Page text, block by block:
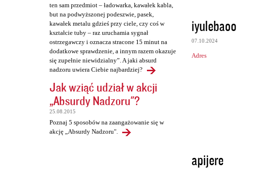
ten sam przedmiot – ładowarka, kawałek kabla,
but na podwyższonej podeszwie, pasek,
kawałek metalu gdzieś przy ciele, czy coś w
kształcie tuby – raz uruchamia sygnał
ostrzegawczy i oznacza stracone 15 minut na
dodatkowe sprawdzenie, a innym razem okazuje
się zupełnie niewidzialny”. A jaki absurd
nadzoru uwiera Ciebie najbardziej?
Jak wziąć udział w akcji
„Absurdy Nadzoru"?
25.08.2015
Poznaj 5 sposobów na zaangażowanie się w
akcję „Absurdy Nadzoru".
iyulebaoo
07.10.2024
Adres
apijere